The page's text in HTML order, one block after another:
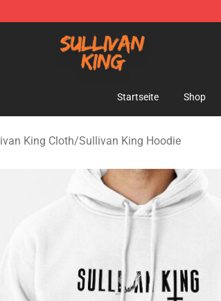
- Official Sullivan King Merchandise Store
Startseite Shop
King Cloth/Sullivan King Hoodie